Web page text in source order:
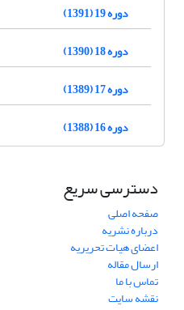
دوره 19 (1391)
دوره 18 (1390)
دوره 17 (1389)
دوره 16 (1388)
دسترسی سریع
صفحه اصلی
درباره نشریه
اعضای هیات تحریریه
ارسال مقاله
تماس با ما
نقشه سایت